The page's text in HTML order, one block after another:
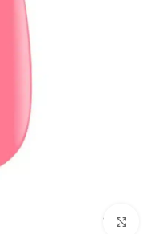
לחץ להגדלת התמונה